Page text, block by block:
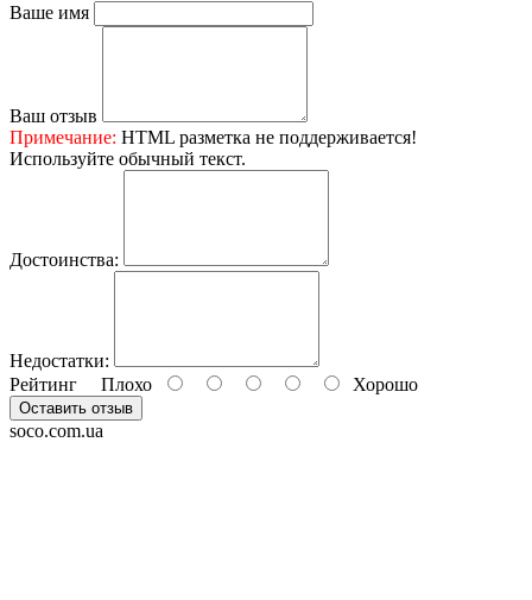
Ваше имя
Ваш отзыв
Примечание: HTML разметка не поддерживается!
Используйте обычный текст.
Достоинства:
Недостатки:
Рейтинг Плохо Хорошо
Оставить отзыв
soco.com.ua